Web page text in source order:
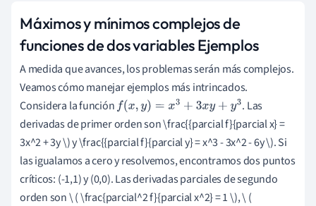
Máximos y mínimos complejos de
funciones de dos variables Ejemplos
A medida que avances, los problemas serán más complejos.
Veamos cómo manejar ejemplos más intrincados.
Considera la funciónf(x,y)=x3 +3 xy+ y3
. Las
derivadas de primer orden son \frac{{parcial f}{parcial x} =
3x^2 + 3y \) y \frac{{parcial f}{parcial y} = x^3 - 3x^2 - 6y \). Si
las igualamos a cero y resolvemos, encontramos dos puntos
críticos: (-1,1) y (0,0). Las derivadas parciales de segundo
orden son \ ( \frac{parcial^2 f}{parcial x^2} = 1 \), \ (